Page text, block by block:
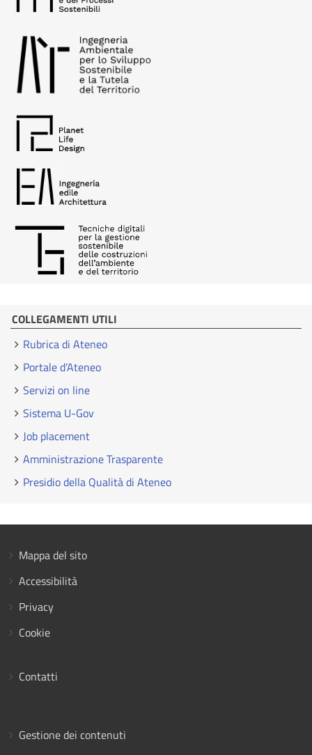
COLLEGAMENTI UTILI
Rubrica di Ateneo
Portale d’Ateneo
Servizi on line
Sistema U-Gov
Job placement
Amministrazione Trasparente
Presidio della Qualità di Ateneo
Mappa del sito
Accessibilità
Privacy
Cookie
Contatti
Gestione dei contenuti